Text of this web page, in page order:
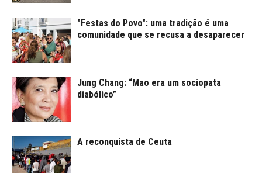
"Festas do Povo": uma tradição é uma
comunidade que se recusa a desaparecer
Jung Chang: “Mao era um sociopata
diabólico”
A reconquista de Ceuta